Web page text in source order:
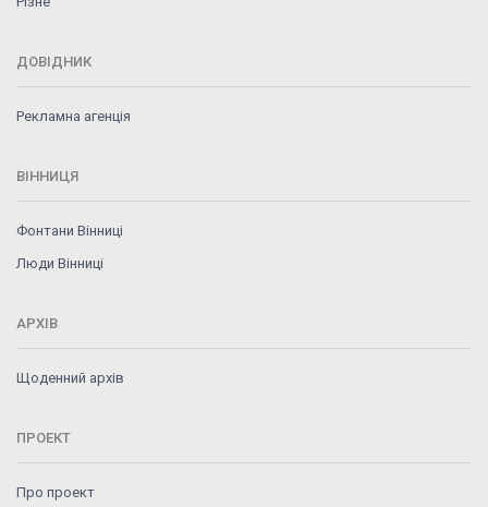
ДОВІДНИК
Рекламна агенція
ВІННИЦЯ
Фонтани Вінниці
Люди Вінниці
АРХІВ
Щоденний архів
ПРОЕКТ
Про проект